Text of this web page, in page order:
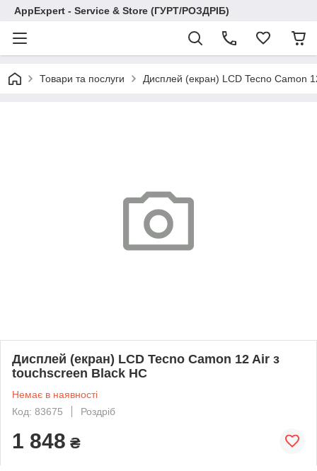
AppExpert - Service & Store (ГУРТ/РОЗДРІБ)
Товари та послуги Дисплей (екран) LCD Tecno Camon
Дисплей (екран) LCD Tecno Camon 12 Air з
touchscreen Black HC
Немає в наявності
Код: 83675
Роздріб
1 848 ₴